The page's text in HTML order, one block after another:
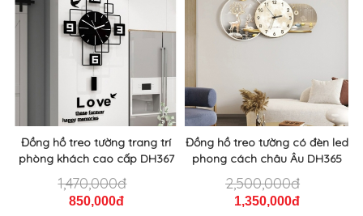
Đồng hồ treo tường trang trí
phòng khách cao cấp DH367
1,470,000đ
850,000đ
Đồng hồ treo tường có đèn led
phong cách châu Âu DH365
2,500,000đ
1,350,000đ